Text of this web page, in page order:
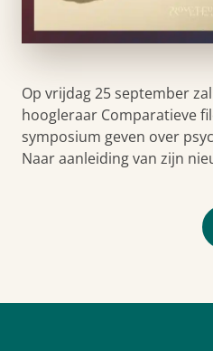
Op vrijdag 25 september
hoogleraar Comparatieve
symposium geven over
Naar aanleiding van zijn